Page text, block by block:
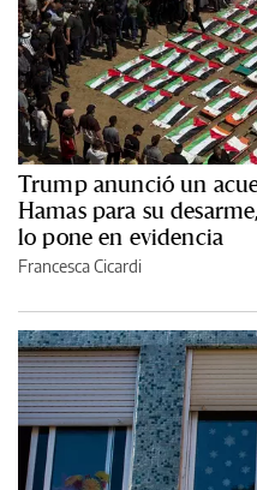
Trump anunció un
Hamas para su
lo pone en evidencia
Francesca Cicardi